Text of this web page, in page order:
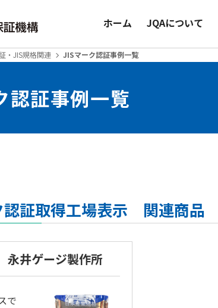
ホーム JQAについて
・JIS規格関連 JISマーク認証事例一覧
認証事例一覧
認証取得工場表示 関連商品
井ゲージ製作所
で